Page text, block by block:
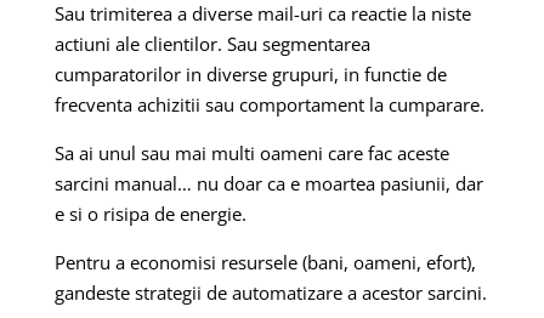
Sau trimiterea a diverse mail-uri ca reactie la niste
actiuni ale clientilor. Sau segmentarea
cumparatorilor in diverse grupuri, in functie de
frecventa achizitii sau comportament la cumparare.
Sa ai unul sau mai multi oameni care fac aceste
sarcini manual… nu doar ca e moartea pasiunii, dar
e si o risipa de energie.
Pentru a economisi resursele (bani, oameni, efort),
gandeste strategii de automatizare a acestor sarcini.